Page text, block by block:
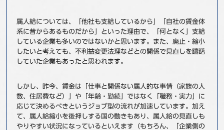
属人給については、「他社も支給しているから」「自社の賃金体
系に昔からあるものだから」といった理由で、「何となく」支給
している企業も多いのではないかと思います。また、廃止・縮小
したいと考えても、不利益変更法理などとの関係で見直しを躊躇
していた企業もあったと思われます。
しかし、昨今、賃金は「仕事と関係ない属人的な事情（家族の人
数、住居費など）」や「年齢・勤続」ではなく「職務・実力」に
応じて決めるべきというジョブ型の流れが加速しています。加え
て、属人給縮小を後押しする国の動きもあり、属人給の見直しも
やりやすい状況になっているといえます（もちろん、「企業側の